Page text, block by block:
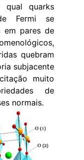
quarks
Fermi se
em pares de
quebram
subjacente
muito
de
normais.